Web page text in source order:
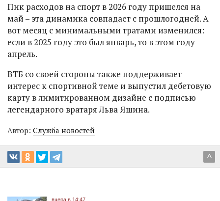
Пик расходов на спорт в 2026 году пришелся на
май – эта динамика совпадает с прошлогодней. А
вот месяц с минимальными тратами изменился:
если в 2025 году это был январь, то в этом году –
апрель.
ВТБ со своей стороны также поддерживает
интерес к спортивной теме и выпустил дебетовую
карту в лимитированном дизайне с подписью
легендарного вратаря Льва Яшина.
Автор: Служба новостей
^
вчера в 14:47